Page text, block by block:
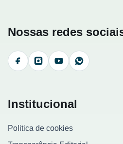
Nossas redes
FacebookInstagramYouTubeWhatsApp
Institucional
Politica de cookies